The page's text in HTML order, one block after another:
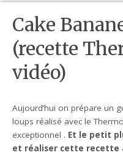
Cake
(recette
vidéo)
Aujourd’hui on prépare un
loups réalisé avec le
exceptionnel . Et le petit
et réaliser cette recette